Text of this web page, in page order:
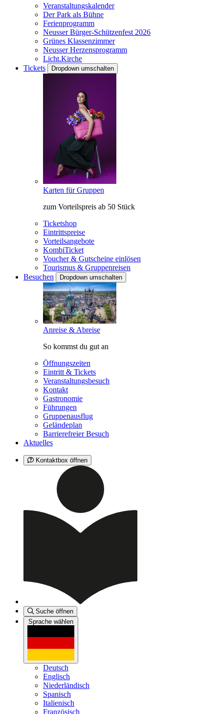
Veranstaltungskalender
Der Park als Bühne
Ferienprogramm
Neusser Bürger-Schützenfest 2026
Grünes Klassenzimmer
Neusser Herzensprogramm
Licht.Kirche
Tickets
Dropdown umschalten
Karten für Gruppen
zum Vorteilspreis ab 50 Stück
Ticketshop
Eintrittspreise
Vorteilsangebote
KombiTicket
Voucher & Gutscheine einlösen
Tourismus & Gruppenreisen
Besuchen
Dropdown umschalten
Anreise & Abreise
So kommst du gut an
Öffnungszeiten
Eintritt & Tickets
Veranstaltungsbesuch
Kontakt
Gastronomie
Führungen
Gruppenausflug
Geländeplan
Barrierefreier Besuch
Aktuelles
Kontaktbox öffnen
Suche öffnen
Sprache wählen
Deutsch
Englisch
Niederländisch
Spanisch
Italienisch
Französisch